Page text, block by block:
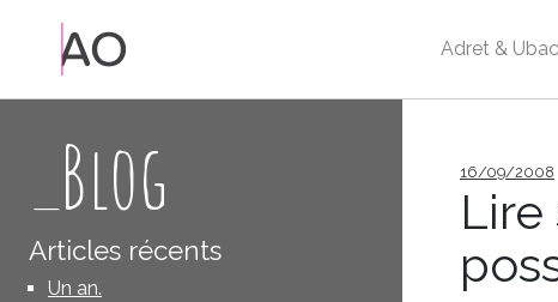
Adret &
_Blog
Articles récents
Un an.
Publié
16/09/2008
Lire